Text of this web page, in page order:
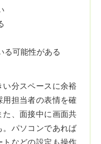
る可能性がある
分スペースに余裕
担当者の表情を確
、面接中に画面共
パソコンであれば